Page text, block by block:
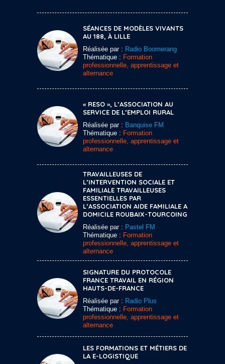
SÉANCES DE MODÈLES VIVANTS
AU 188, À LILLE
Réalisée par : Radio Boomerang
Thématique : Formation
professionnelle, apprentissage et
alternance
« RESO », L’ASSOCIATION AU
SERVICE DE L’EMPLOI RURAL
Réalisée par : Banquise FM
Thématique : Formation
professionnelle, apprentissage et
alternance
TRAVAILLEUSES DE
L’INTERVENTION SOCIALE ET
FAMILIALE TRAVAILLEUSES
ESSENTIELLES PAR
L’ASSOCIATION AIDE FAMILIALE A
DOMICILE ROUBAIX-TOURCOING
Réalisée par : Pastel FM
Thématique : Formation
professionnelle, apprentissage et
alternance
SIGNATURE DU PROTOCOLE
FRANCE TRAVAIL EN RÉGION
HAUTS-DE-FRANCE
Réalisée par : Radio Plus
Thématique : Formation
professionnelle, apprentissage et
alternance
LES FORMATIONS ET MÉTIERS DE
LA E-LOGISTIQUE